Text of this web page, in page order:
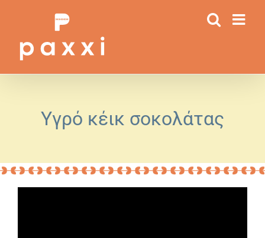
περιεχόμενο
Υγρό κέικ σοκολάτας